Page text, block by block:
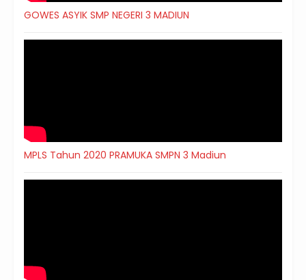
GOWES ASYIK SMP NEGERI 3 MADIUN
MPLS Tahun 2020 PRAMUKA SMPN 3 Madiun